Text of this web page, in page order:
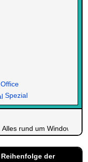
Office
Spezial
rund um Windows.
der